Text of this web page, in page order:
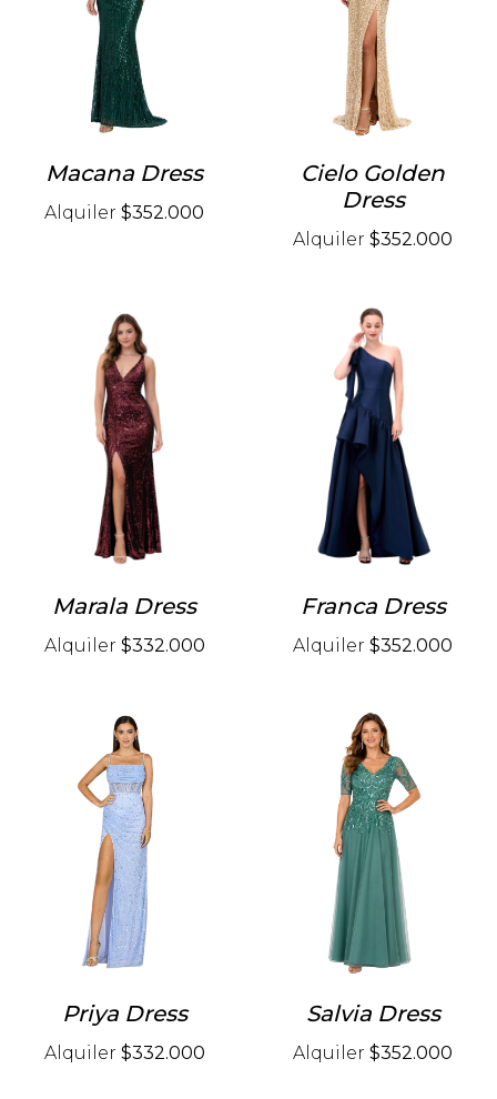
Macana Dress
Alquiler $352.000
Cielo Golden
Dress
Alquiler $352.000
Marala Dress
Alquiler $332.000
Franca Dress
Alquiler $352.000
Priya Dress
Alquiler $332.000
Salvia Dress
Alquiler $352.000